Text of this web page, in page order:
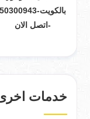
بالكويت-50300943
-اتصل الان
خدمات